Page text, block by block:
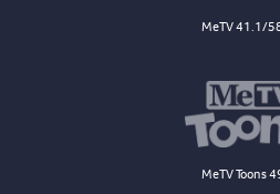
MeTV 41.1/
MeTV Toons